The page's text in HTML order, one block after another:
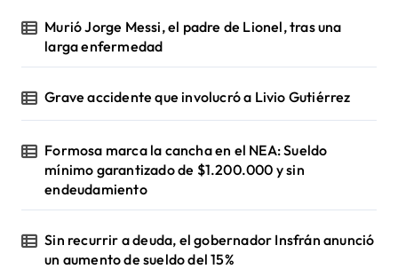
Murió Jorge Messi, el padre de Lionel, tras una
larga enfermedad
Grave accidente que involucró a Livio Gutiérrez
Formosa marca la cancha en el NEA: Sueldo
mínimo garantizado de $1.200.000 y sin
endeudamiento
Sin recurrir a deuda, el gobernador Insfrán anunció
un aumento de sueldo del 15%